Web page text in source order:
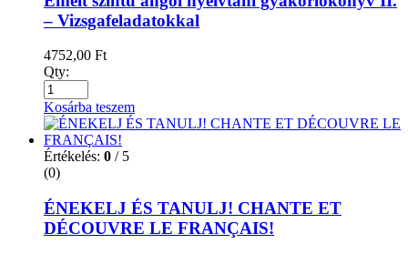
– Vizsgafeladatokkal
4752,00 Ft
Qty:
Kosárba teszem
Értékelés: 0 / 5
(0)
ÉNEKELJ ÉS TANULJ! CHANTE ET
DÉCOUVRE LE FRANÇAIS!